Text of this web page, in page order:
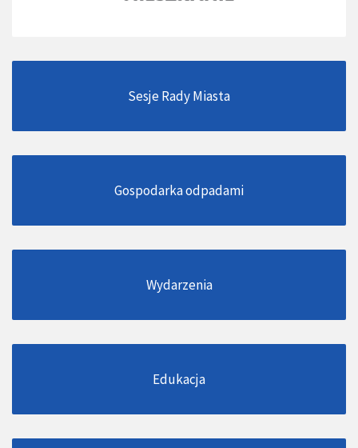
Sesje Rady Miasta
Gospodarka odpadami
Wydarzenia
Edukacja